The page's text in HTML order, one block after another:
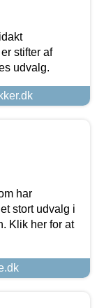
stifter af
udvalg.
har
stort udvalg i
Klik her for at